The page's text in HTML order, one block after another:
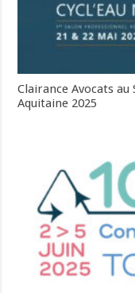
Clairance Avocats au
Aquitaine 2025